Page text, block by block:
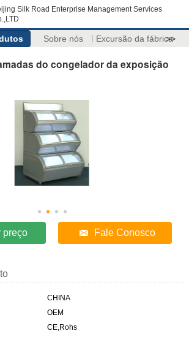
Silk Road Enterprise Management Services
Sobre nós Excursão da fábrica
>>
do congelador da exposição
preço Fale Conosco
CHINA
OEM
CE,Rohs